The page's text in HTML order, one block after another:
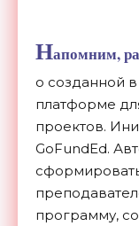
Напомним,
о созданной
платформе
проектов.
GoFundEd.
программу,